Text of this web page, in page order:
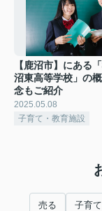
【鹿沼市】にある
沼東高等学校」の
念もご紹介
2025.05.08
子育て・教育施設
売る 子育